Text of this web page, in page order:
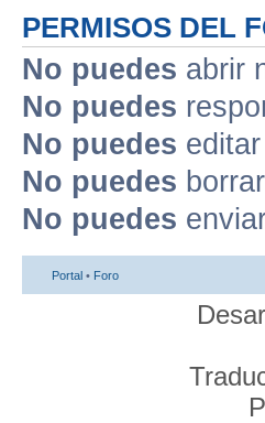
PERMISOS DEL
No puedes abrir
No puedes
No puedes
No puedes
No puedes
Portal • Foro